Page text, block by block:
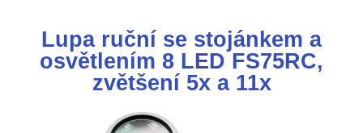
Lupa ruční se stojánkem a
osvětlením 8 LED FS75RC,
zvětšení 5x a 11x